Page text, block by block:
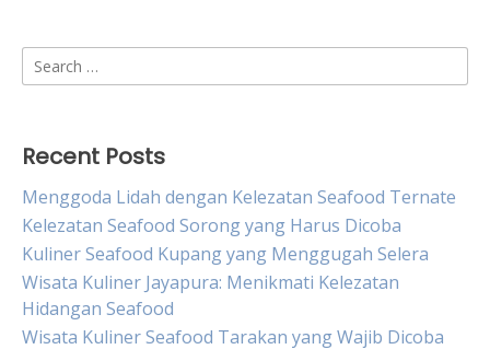
Search
for:
Recent Posts
Menggoda Lidah dengan Kelezatan Seafood Ternate
Kelezatan Seafood Sorong yang Harus Dicoba
Kuliner Seafood Kupang yang Menggugah Selera
Wisata Kuliner Jayapura: Menikmati Kelezatan
Hidangan Seafood
Wisata Kuliner Seafood Tarakan yang Wajib Dicoba